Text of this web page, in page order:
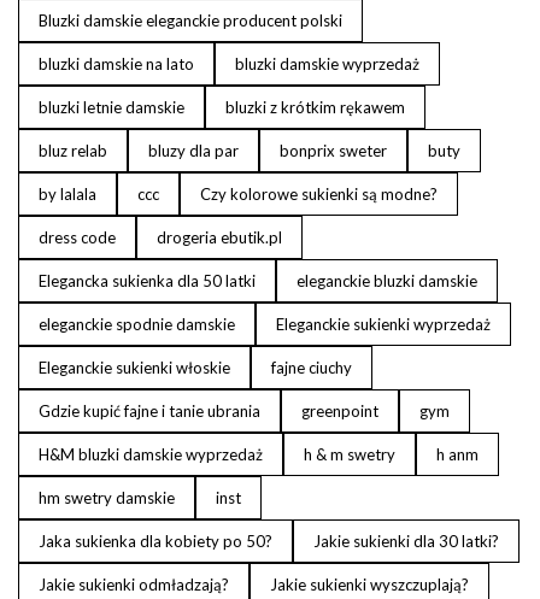
Bluzki damskie eleganckie producent polski
bluzki damskie na lato bluzki damskie wyprzedaż
bluzki letnie damskie bluzki z krótkim rękawem
bluz relab bluzy dla par bonprix sweter buty
by lalala ccc Czy kolorowe sukienki są modne?
dress code drogeria ebutik.pl
Elegancka sukienka dla 50 latki eleganckie bluzki damskie
eleganckie spodnie damskie Eleganckie sukienki wyprzedaż
Eleganckie sukienki włoskie fajne ciuchy
Gdzie kupić fajne i tanie ubrania greenpoint gym
H&M bluzki damskie wyprzedaż h & m swetry h anm
hm swetry damskie inst
Jaka sukienka dla kobiety po 50? Jakie sukienki dla 30 latki?
Jakie sukienki odmładzają? Jakie sukienki wyszczuplają?